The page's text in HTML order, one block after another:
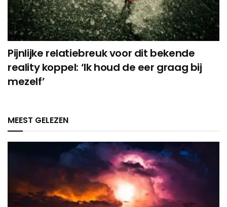
Pijnlijke relatiebreuk voor dit bekende
reality koppel: ‘Ik houd de eer graag bij
mezelf’
MEEST GELEZEN